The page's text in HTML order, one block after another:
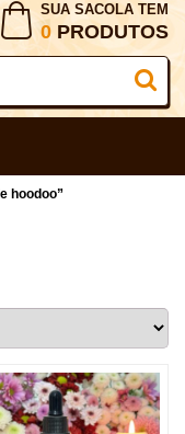
SUA SACOLA TEM
0 PRODUTOS
hoodoo”